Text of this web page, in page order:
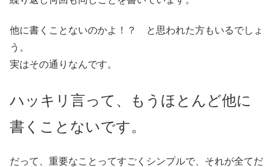
他に書くことないのかよ！？ と思われた方もいるでしょ
う。
実はその通りなんです。
ハッキリ言って、もうほとんど他に
書くことないです。
だって、重要なことってすごくシンプルで、それが全てだ